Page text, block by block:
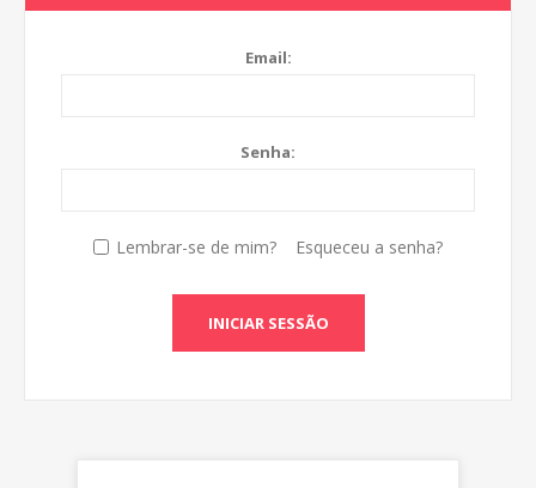
Email:
Senha:
Lembrar-se de mim? Esqueceu a senha?
INICIAR SESSÃO